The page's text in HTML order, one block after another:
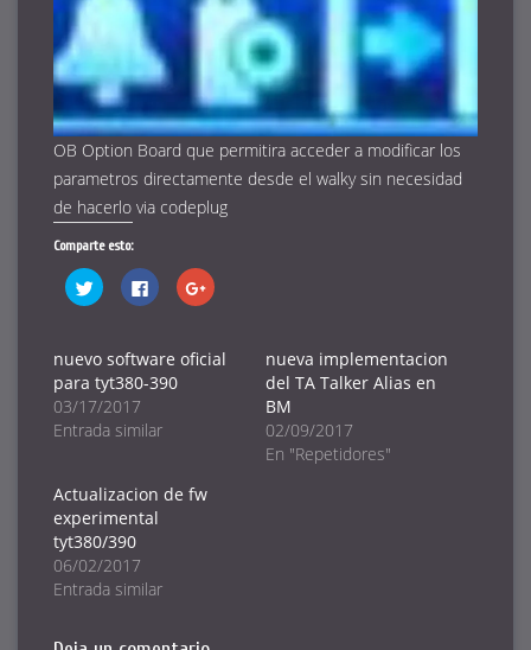
OB Option Board que permitira acceder a modificar los
parametros directamente desde el walky sin necesidad
de hacerlo via codeplug
Comparte esto:
Haz
clic
Twitter
(Se
abre
en
una
ventana
nueva)
Haz
clic
Facebook
(Se
abre
ventana
nueva)
Haz
clic
Google+
(Se
nuevo software oficial
para tyt380-390
03/17/2017
Entrada similar
nueva implementacion
del TA Talker Alias en
BM
02/09/2017
En "Repetidores"
Actualizacion de fw
experimental
tyt380/390
06/02/2017
Entrada similar